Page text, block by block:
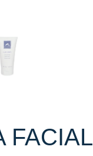
FACIAL